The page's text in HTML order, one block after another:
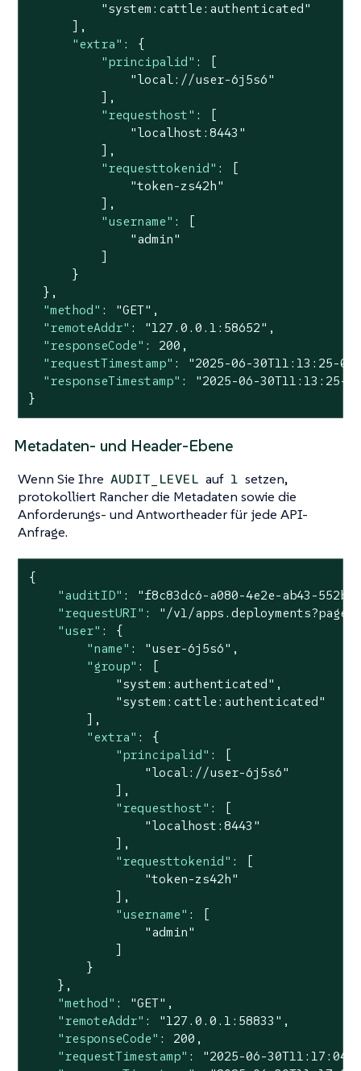
"system:cattle:authenticated"
      ],
"extra" : {
"principalid" : [
"local://user-6j5s6"
          ],
"requesthost" : [
"localhost:8443"
          ],
"requesttokenid" : [
"token-zs42h"
          ],
"username" : [
"admin"
          ]
      }
  },
"method" : "GET" ,
"remoteAddr" : "127.0.0.1:58652" ,
"responseCode" : 200 ,
"requestTimestamp" :
"2025-06-30T11:13:25-
"responseTimestamp" :
"2025-06-30T11:13:25-
}
Metadaten- und Header-Ebene
Wenn Sie Ihre AUDIT_LEVEL auf 1 setzen,
protokolliert Rancher die Metadaten sowie die
Anforderungs- und Antwortheader für jede API-
Anfrage.
{
"auditID" :
"f8c83dc6-a080-4e2e-ab43-
"requestURI" :
"/v1/
"user" : {
"name" : "user-6j5s6" ,
"group" : [
"system:authenticated" ,
"system:cattle:authenticated"
        ],
"extra" : {
"principalid" : [
"local://user-6j5s6"
            ],
"requesthost" : [
"localhost:8443"
            ],
"requesttokenid" : [
"token-zs42h"
            ],
"username" : [
"admin"
            ]
        }
    },
"method" : "GET" ,
"remoteAddr" : "127.0.0.1:58833" ,
"responseCode" : 200 ,
"requestTimestamp" :
"2025-06-30T11:17:04-